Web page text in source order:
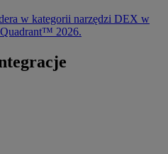
w kategorii narzędzi DEX w
2026.